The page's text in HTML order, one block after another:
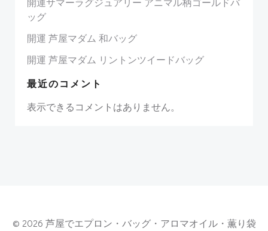
ッグ
開運 芦屋マダム 和バッグ
開運 芦屋マダム リントンツイードバッグ
最近のコメント
表示できるコメントはありません。
© 2026 芦屋でエプロン・バッグ・アロマオイル・薫り袋